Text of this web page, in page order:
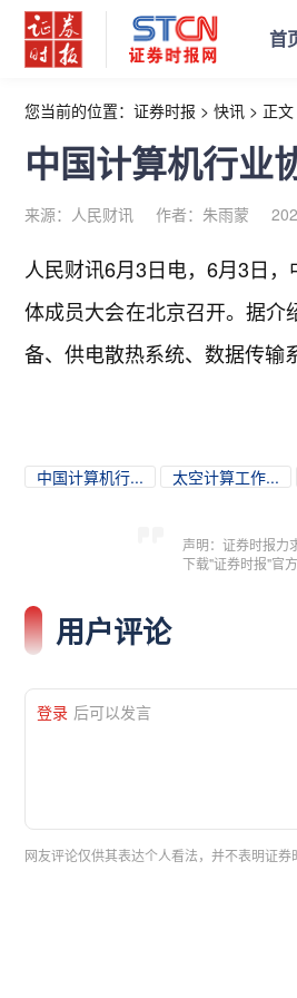
首
您当前的位置： 证券时报 > 快讯 > 正文
中国计算机行业
来源：人民财讯 作者：朱雨蒙
人民财讯6月3日电，6月3日，
体成员大会在北京召开。据
备、供电散热系统、数据传输
中国计算机行... 太空计算工作...
声明：证券时报力
下载"证券时报"官
用户评论
登录 后可以发言
网友评论仅供其表达个人看法，并不表明证券